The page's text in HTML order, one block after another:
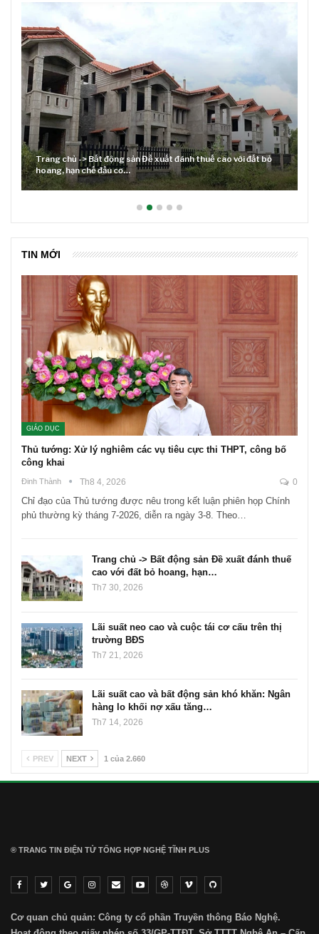
cao với đất bỏ
Lãi suất neo cao và cuộc tái cơ cấu trên thị
TIN MỚI
GIÁO DỤC
Thủ tướng: Xử lý nghiêm các vụ tiêu cực thi THPT, công bố
công khai
Đinh Thành Th8 4, 2026 0
Chỉ đạo của Thủ tướng được nêu trong kết luận phiên họp Chính
phủ thường kỳ tháng 7-2026, diễn ra ngày 3-8. Theo…
Trang chủ -> Bất động sản Đề xuất đánh thuế
cao với đất bỏ hoang, hạn…
Th7 30, 2026
Lãi suất neo cao và cuộc tái cơ cấu trên thị
trường BĐS
Th7 21, 2026
Lãi suất cao và bất động sản khó khăn: Ngân
hàng lo khối nợ xấu tăng…
Th7 14, 2026
PREV NEXT 1 của 2.660
® TRANG TIN ĐIỆN TỬ ТỔNG HỢP NGHỆ TĨNH PLUS
Cơ quan chủ quản: Công ty cổ phần Truyền thông Báo Nghệ.